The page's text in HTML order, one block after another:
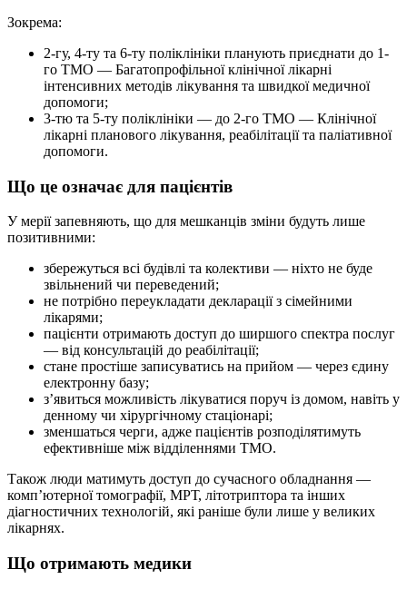
Зокрема:
2-гу, 4-ту та 6-ту поліклініки планують приєднати до 1-
го ТМО — Багатопрофільної клінічної лікарні
інтенсивних методів лікування та швидкої медичної
допомоги;
3-тю та 5-ту поліклініки — до 2-го ТМО — Клінічної
лікарні планового лікування, реабілітації та паліативної
допомоги.
Що це означає для пацієнтів
У мерії запевняють, що для мешканців зміни будуть лише
позитивними:
збережуться всі будівлі та колективи — ніхто не буде
звільнений чи переведений;
не потрібно переукладати декларації з сімейними
лікарями;
пацієнти отримають доступ до ширшого спектра послуг
— від консультацій до реабілітації;
стане простіше записуватись на прийом — через єдину
електронну базу;
з’явиться можливість лікуватися поруч із домом, навіть у
денному чи хірургічному стаціонарі;
зменшаться черги, адже пацієнтів розподілятимуть
ефективніше між відділеннями ТМО.
Також люди матимуть доступ до сучасного обладнання —
комп’ютерної томографії, МРТ, літотриптора та інших
діагностичних технологій, які раніше були лише у великих
лікарнях.
Що отримають медики